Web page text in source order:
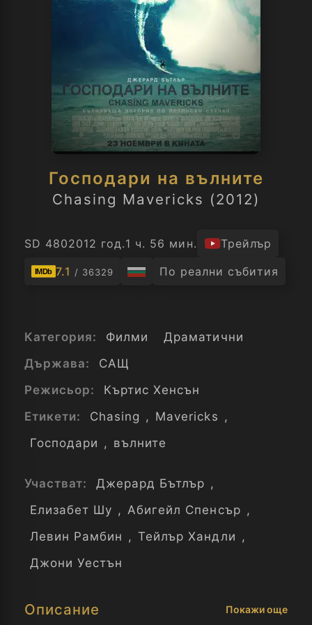
Господари на вълните
Chasing Mavericks (2012)
SD 4802012 год.1 ч. 56 мин. Трейлър
IMDb 7.1 / 36329 По реални събития
Категория: Филми
Драматични
Държава:
САЩ
Режисьор:
Къртис Хенсън
Етикети:
Chasing , Mavericks ,
Господари , вълните
Участват: Джерард Бътлър ,
Елизабет Шу , Абигейл Спенсър ,
Левин Рамбин , Тейлър Хандли ,
Джони Уестън
Описание Покажи още